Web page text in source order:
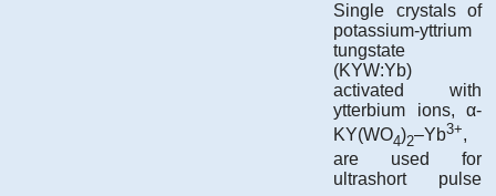
Single crystals of
potassium-yttrium
tungstate
(KYW:Yb)
activated with
ytterbium ions, α-
KY(WO4)2–Yb3+,
are used for
ultrashort pulse